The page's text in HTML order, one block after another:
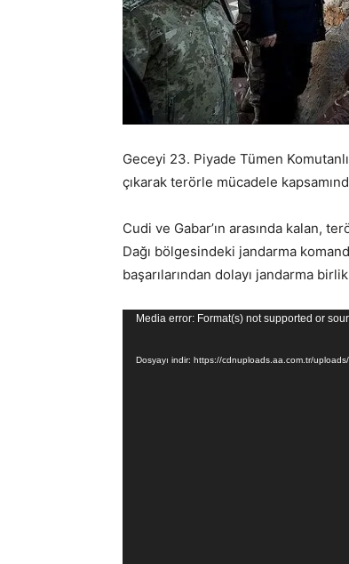
Geceyi 23. Piyade Tümen
çıkarak terörle mücadele
Cudi ve Gabar’ın arasında kalan,
Dağı bölgesindeki jandarma
başarılarından dolayı jandarma
Video
Media error: Format(s) not supported or
Dosyayı indir: https://cdnuploads.aa.com.tr/